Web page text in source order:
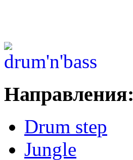
Направления:
Drum step
Jungle